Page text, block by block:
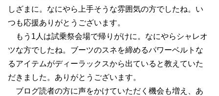
しざまに。なにやら上手そうな雰囲気の方でしたね。い
つも応援ありがとうございます。
もう1人は試乗祭会場で帰りがけに。なにやらシャレオ
ツな方でしたね。ブーツのスネを締めるパワーベルトな
るアイテムがディーラックスから出ていると教えていた
だきました。ありがとうございます。
ブログ読者の方に声をかけていただく機会も増え、あ